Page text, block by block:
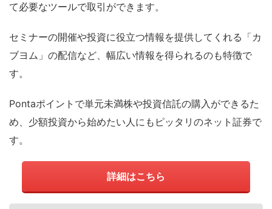
て必要なツールで取引ができます。
セミナーの開催や投資に役立つ情報を提供してくれる「カ
ブヨム」の配信など、幅広い情報を得られるのも特徴で
す。
Pontaポイントで単元未満株や投資信託の購入ができるた
め、少額投資から始めたい人にもピッタリのネット証券で
す。
詳細はこちら